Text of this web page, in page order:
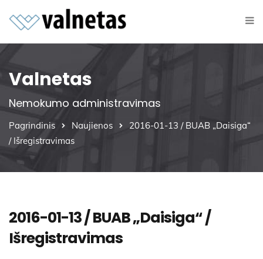
Valnetas
Nemokumo administravimas
Pagrindinis Naujienos
2016-01-13 / BUAB „Daisiga“
/ Išregistravimas
2016-01-13 / BUAB „Daisiga“ /
Išregistravimas